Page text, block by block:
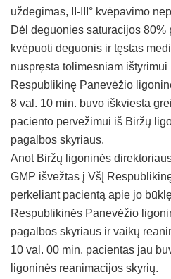
uždegimas, II-III° kvėpavimo
Dėl deguonies saturacijos
kvėpuoti deguonis ir tęstas
nuspręsta tolimesniam
Respublikinę Panevėžio
8 val. 10 min. buvo iškviesta
paciento pervežimui iš Biržų
pagalbos skyriaus.
Anot Biržų ligoninės
GMP išvežtas į VšĮ
perkeliant pacientą apie jo
Respublikinės Panevėžio
pagalbos skyriaus ir vaikų
10 val. 00 min. pacientas jau
ligoninės reanimacijos skyrių.